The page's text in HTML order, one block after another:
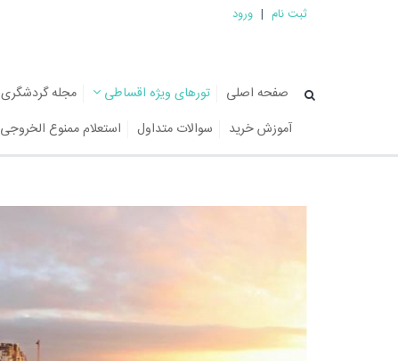
ثبت نام | ورود
صفحه اصلی تورهای ویژه اقساطی مجله گردشگری
آموزش خرید
سوالات متداول استعلام ممنوع الخروجی